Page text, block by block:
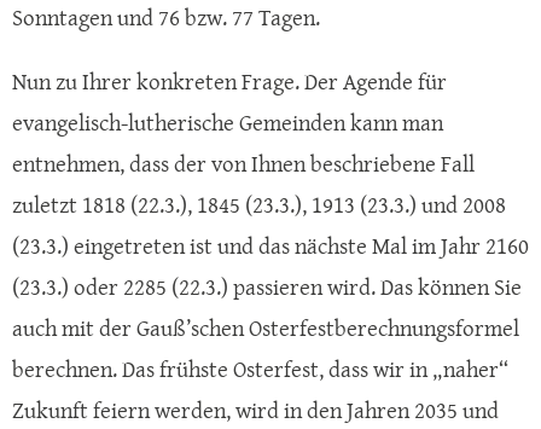
Sonntagen und 76 bzw. 77 Tagen.
Nun zu Ihrer konkreten Frage. Der Agende für
evangelisch-lutherische Gemeinden kann man
entnehmen, dass der von Ihnen beschriebene Fall
zuletzt 1818 (22.3.), 1845 (23.3.), 1913 (23.3.) und 2008
(23.3.) eingetreten ist und das nächste Mal im Jahr 2160
(23.3.) oder 2285 (22.3.) passieren wird. Das können Sie
auch mit der Gauß’schen Osterfestberechnungsformel
berechnen. Das frühste Osterfest, dass wir in „naher“
Zukunft feiern werden, wird in den Jahren 2035 und